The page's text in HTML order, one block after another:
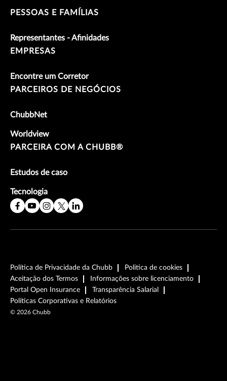
PESSOAS E FAMÍLIAS
Representantes - Afinidades
EMPRESAS
Encontre um Corretor
PARCEIROS DE NEGÓCIOS
ChubbNet
Worldview
PARCEIRA COM A CHUBB®
Estudos de caso
Tecnologia
Política de Privacidade da Chubb
Politica de cookies
Aceitação dos Termos
Informações sobre licenciamento
Portal Open Insurance
Transparência Salarial
Políticas Corporativas e Relatórios
© 2026 Chubb